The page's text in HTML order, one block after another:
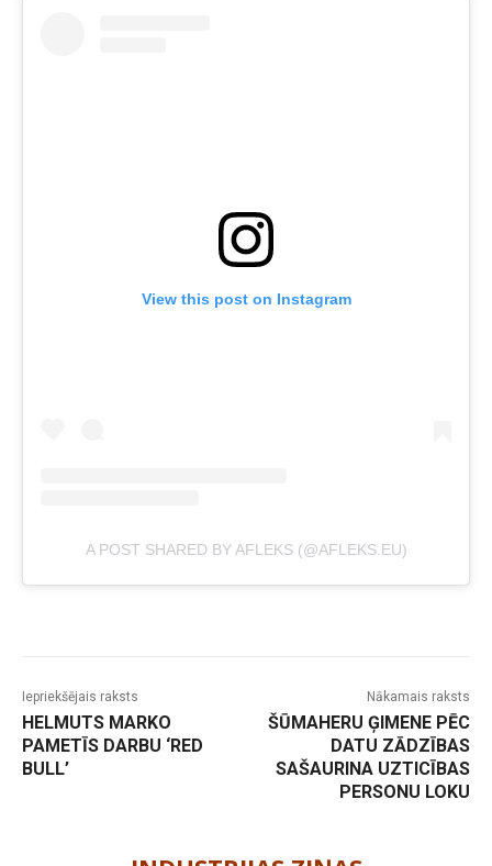
View this post on Instagram
A POST SHARED BY AFLEKS (@AFLEKS.EU)
Iepriekšējais raksts
HELMUTS MARKO
PAMETĪS DARBU ‘RED
BULL’
Nākamais raksts
ŠŪMAHERU ĢIMENE PĒC
DATU ZĀDZĪBAS
SAŠAURINA UZTICĪBAS
PERSONU LOKU